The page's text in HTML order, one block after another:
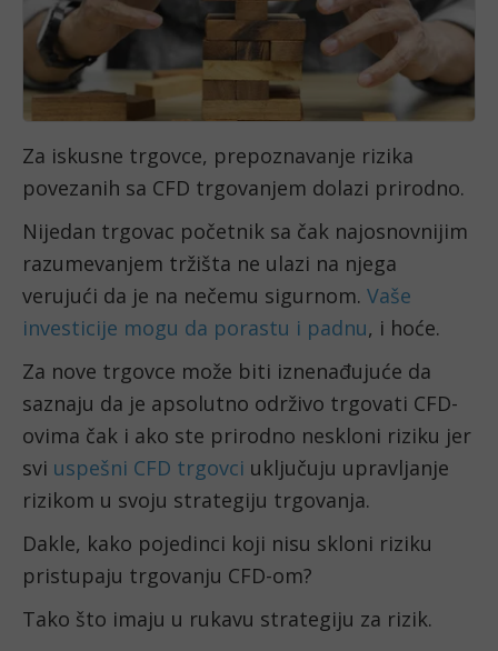
Za iskusne trgovce, prepoznavanje rizika
povezanih sa CFD trgovanjem dolazi prirodno.
Nijedan trgovac početnik sa čak najosnovnijim
razumevanjem tržišta ne ulazi na njega
verujući da je na nečemu sigurnom. Vaše
investicije mogu da porastu i padnu, i hoće.
Za nove trgovce može biti iznenađujuće da
saznaju da je apsolutno održivo trgovati CFD-
ovima čak i ako ste prirodno neskloni riziku jer
svi uspešni CFD trgovci uključuju upravljanje
rizikom u svoju strategiju trgovanja.
Dakle, kako pojedinci koji nisu skloni riziku
pristupaju trgovanju CFD-om?
Tako što imaju u rukavu strategiju za rizik.